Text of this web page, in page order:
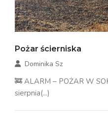
Pożar ścierniska
Dominika Sz
🚒 ALARM – POŻAR W
sierpnia(...)